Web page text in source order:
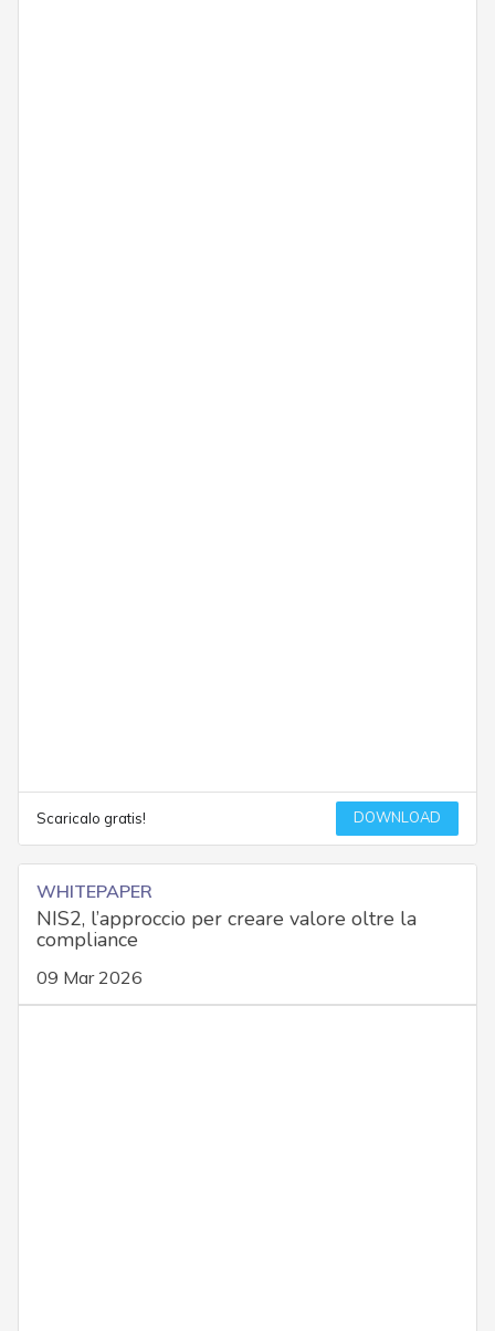
Scaricalo gratis! DOWNLOAD
WHITEPAPER
NIS2, l’approccio per creare valore oltre la
compliance
09 Mar 2026